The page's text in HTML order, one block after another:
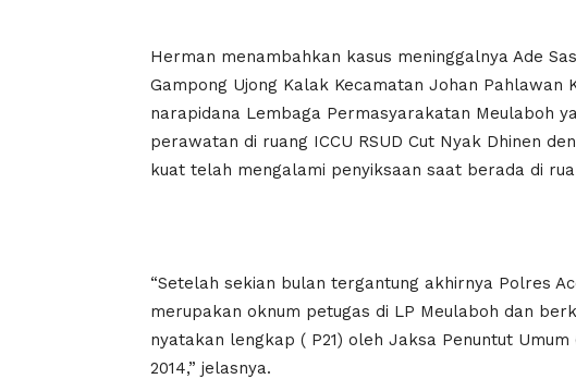
Herman menambahkan kasus meninggalnya Ade
Gampong Ujong Kalak Kecamatan Johan Pahlawan
narapidana Lembaga Permasyarakatan Meulaboh
perawatan di ruang ICCU RSUD Cut Nyak Dhinen
kuat telah mengalami penyiksaan saat berada di
“Setelah sekian bulan tergantung akhirnya Polres
merupakan oknum petugas di LP Meulaboh dan
nyatakan lengkap ( P21) oleh Jaksa Penuntut
2014,” jelasnya.